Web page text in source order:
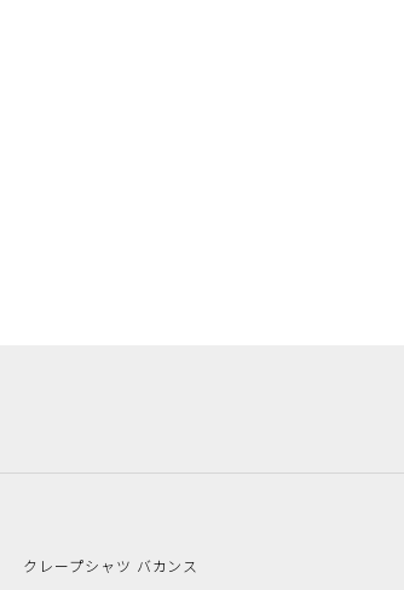
クレープシャツ バカンス